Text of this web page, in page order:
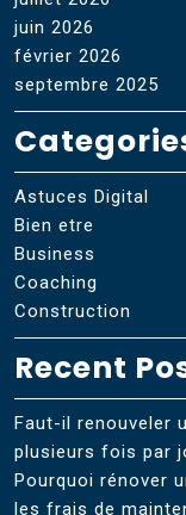
juin 2026
février 2026
septembre 2025
Astuces Digital
Bien etre
Business
Coaching
Construction
Recent
Faut-il renouveler
plusieurs fois par
Pourquoi rénover
les frais de